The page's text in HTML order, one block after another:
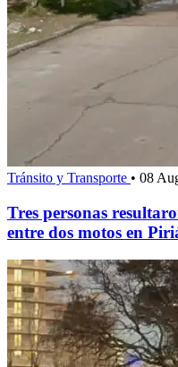
Tránsito y Transporte • 08
Tres personas
entre dos motos en